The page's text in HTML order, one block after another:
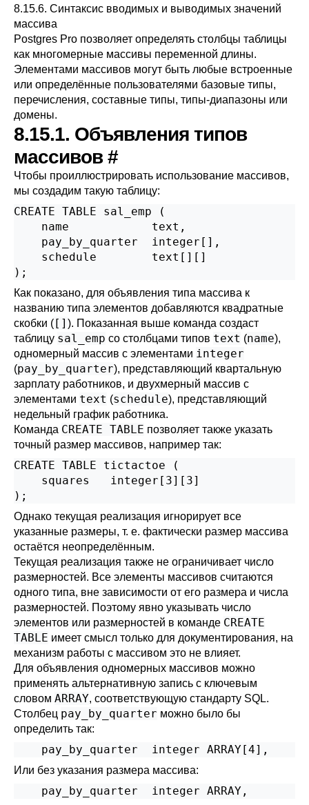
8.15.6. Синтаксис вводимых и выводимых значений
массива
Postgres Pro позволяет определять столбцы таблицы
как многомерные массивы переменной длины.
Элементами массивов могут быть любые встроенные
или определённые пользователями базовые типы,
перечисления, составные типы, типы-диапазоны или
домены.
8.15.1. Объявления типов
массивов #
Чтобы проиллюстрировать использование массивов,
мы создадим такую таблицу:
CREATE TABLE sal_emp (
    name            text,
    pay_by_quarter  integer[],
    schedule        text[][]
);
Как показано, для объявления типа массива к
названию типа элементов добавляются квадратные
скобки ([] ). Показанная выше команда создаст
таблицу sal_emp со столбцами типов text (name),
одномерный массив с элементами integer
(pay_by_quarter), представляющий квартальную
зарплату работников, и двухмерный массив с
элементами text (schedule), представляющий
недельный график работника.
Команда CREATE TABLE позволяет также указать
точный размер массивов, например так:
CREATE TABLE tictactoe (
    squares   integer[3][3]
);
Однако текущая реализация игнорирует все
указанные размеры, т. е. фактически размер массива
остаётся неопределённым.
Текущая реализация также не ограничивает число
размерностей. Все элементы массивов считаются
одного типа, вне зависимости от его размера и числа
размерностей. Поэтому явно указывать число
элементов или размерностей в команде CREATE
TABLE имеет смысл только для документирования, на
механизм работы с массивом это не влияет.
Для объявления одномерных массивов можно
применять альтернативную запись с ключевым
словом ARRAY, соответствующую стандарту SQL.
Столбец pay_by_quarter можно было бы
определить так:
    pay_by_quarter  integer ARRAY[4],
Или без указания размера массива:
    pay_by_quarter  integer ARRAY,